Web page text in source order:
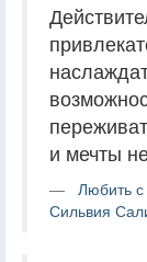
и мечты
Любить
Сильвия